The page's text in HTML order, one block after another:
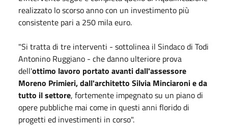
realizzato lo scorso anno con un investimento più
consistente pari a 250 mila euro.
"Si tratta di tre interventi - sottolinea il Sindaco di Todi
Antonino Ruggiano - che danno ulteriore prova
dell'ottimo lavoro portato avanti dall'assessore
Moreno Primieri, dall'architetto Silvia Minciaroni e da
tutto il settore, fortemente impegnato su un piano di
opere pubbliche mai come in questi anni florido di
progetti ed investimenti in corso".